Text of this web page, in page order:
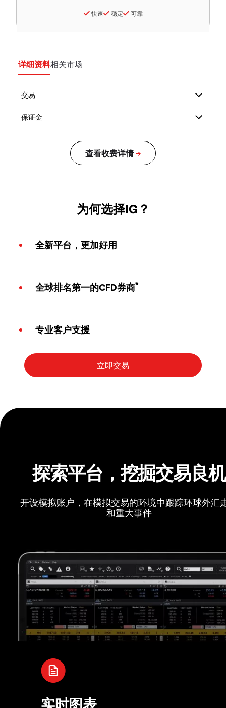
快速 稳定 可靠
详细资料相关市场
为何选择IG？
全新平台，更加好用
全球排名第一的CFD券商*
专业客户支援
探索平台，挖掘交易良机
开设模拟账户，在模拟交易的环境中跟踪环球外汇
和重大事件
实时图表